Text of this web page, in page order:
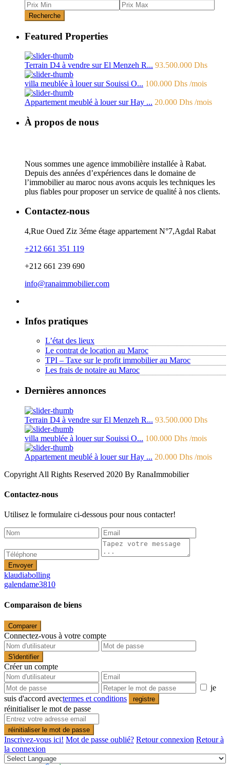
Recherche
Featured Properties
Terrain D4 à vendre sur El Menzeh R... 93.500.000 Dhs
villa meublée à louer sur Souissi O... 100.000 Dhs /mois
Appartement meublé à louer sur Hay ... 20.000 Dhs /mois
À propos de nous
Nous sommes une agence immobilière installée à Rabat.
Depuis des années d’expériences dans le domaine de
l’immobilier au maroc nous avons acquis les techniques les
plus fiables pour proposer un service de qualité à nos clients.
Contactez-nous
4,Rue Oued Ziz 3éme étage appartement N°7,Agdal Rabat
+212 661 351 119
+212 661 239 690
info@ranaimmobilier.com
Infos pratiques
L’état des lieux
Le contrat de location au Maroc
TPI – Taxe sur le profit immobilier au Maroc
Les frais de notaire au Maroc
Dernières annonces
Terrain D4 à vendre sur El Menzeh R... 93.500.000 Dhs
villa meublée à louer sur Souissi O... 100.000 Dhs /mois
Appartement meublé à louer sur Hay ... 20.000 Dhs /mois
Copyright All Rights Reserved 2020 By RanaImmobilier
Contactez-nous
Utilisez le formulaire ci-dessous pour nous contacter!
Envoyer
klaudiabolling
galendame3810
Comparaison de biens
Comparer
Connectez-vous à votre compte
S'identifier
Créer un compte
je
suis d'accord avectermes et conditions registre
réinitialiser le mot de passe
réinitialiser le mot de passe
Inscrivez-vous ici! Mot de passe oublié? Retour connexion Retour à
la connexion